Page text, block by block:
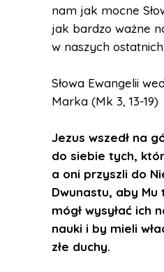
nam jak mocne
jak bardzo ważne
w naszych
Słowa Ewangelii
Marka (Mk 3, 13-19)
Jezus wszedł na
do siebie tych,
a oni przyszli do
Dwunastu, aby
mógł wysyłać ich
nauki i by mieli
złe duchy.